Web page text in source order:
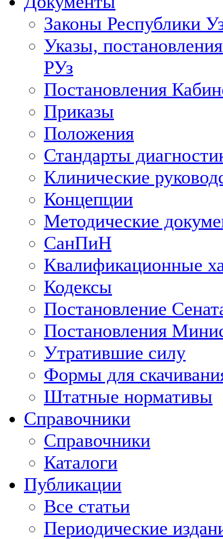
Законы Республики
Указы,
РУз
Постановления
Приказы
Положения
Стандарты
Клинические
Концепции
Методические
СанПиН
Квалификационные
Кодексы
Постановление
Постановления
Утратившие силу
Формы для
Штатные нормативы
Справочники
Справочники
Каталоги
Публикации
Все статьи
Периодические